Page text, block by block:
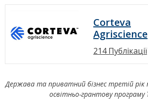
Corteva
Agriscience
214 Публікації
Держава та приватний бізнес третій рік
освітньо-грантову програму